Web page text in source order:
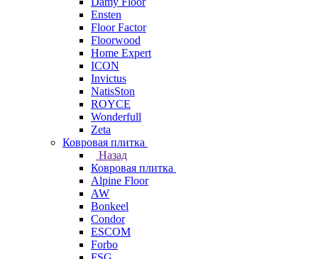
Ensten
Floor Factor
Floorwood
Home Expert
ICON
Invictus
NatisSton
ROYCE
Wonderfull
Zeta
Ковровая плитка
Назад
Ковровая плитка
Alpine Floor
AW
Bonkeel
Condor
ESCOM
Forbo